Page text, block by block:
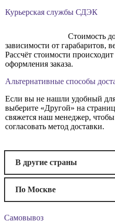
Курьерская службы СДЭК
Стоимость
зависимости от гарабаритов,
Рассчёт стоимости
оформления заказа.
Альтернативные способы
Если вы не нашли удобный
выберите «Другой» на
свяжется наш менеджер,
согласовать метод доставки.
В другие страны
По Москве
Самовывоз